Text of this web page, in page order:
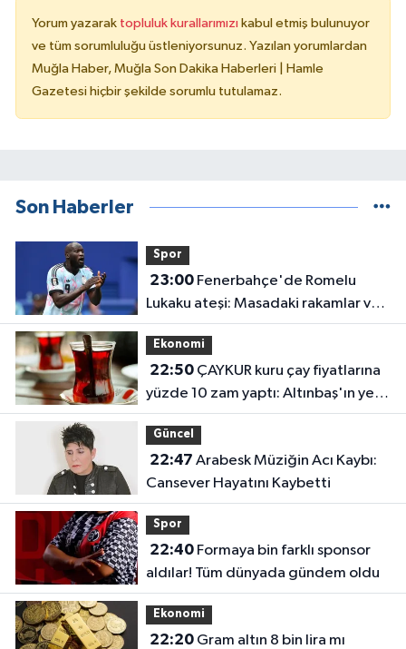
Yorum yazarak topluluk kurallarımızı kabul etmiş bulunuyor
ve tüm sorumluluğu üstleniyorsunuz. Yazılan yorumlardan
Muğla Haber, Muğla Son Dakika Haberleri | Hamle
Gazetesi hiçbir şekilde sorumlu tutulamaz.
Son Haberler
Spor
23:00Fenerbahçe'de Romelu
Lukaku ateşi: Masadaki rakamlar ve
transferin detayları belli oldu
Ekonomi
22:50ÇAYKUR kuru çay fiyatlarına
yüzde 10 zam yaptı: Altınbaş'ın yeni
fiyatı belli oldu
Güncel
22:47
Cansever Hayatını Kaybetti
Spor
22:40Formaya bin farklı sponsor
aldılar! Tüm dünyada gündem oldu
Ekonomi
22:20Gram altın 8 bin lira mı